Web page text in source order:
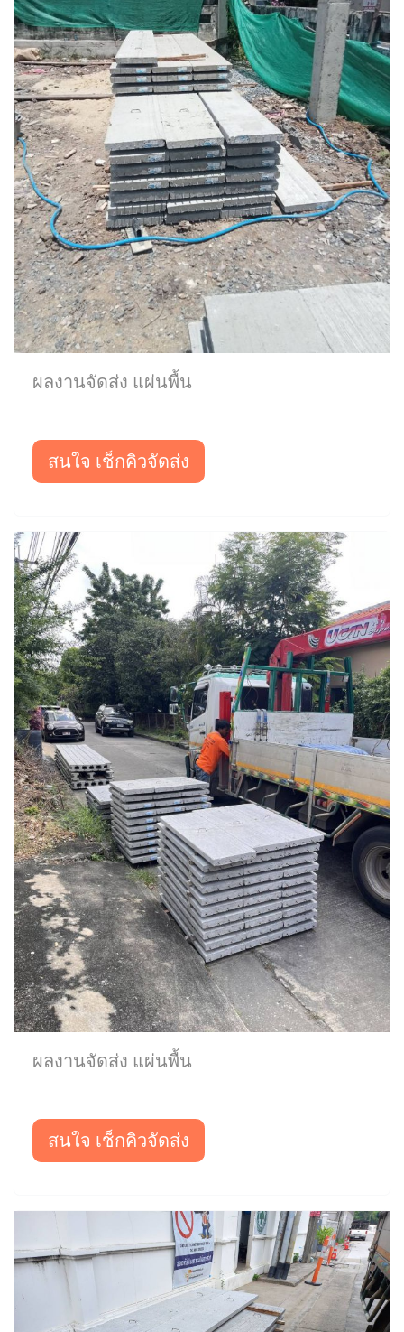
ผลงานจัดส่ง แผ่นพื้น
สนใจ เช็กคิวจัดส่ง
ผลงานจัดส่ง แผ่นพื้น
สนใจ เช็กคิวจัดส่ง